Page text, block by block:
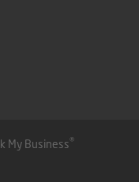
My Business®